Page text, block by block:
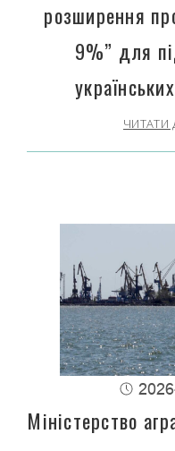
розширення
9%” для
ЧИТАТИ
Міністерство